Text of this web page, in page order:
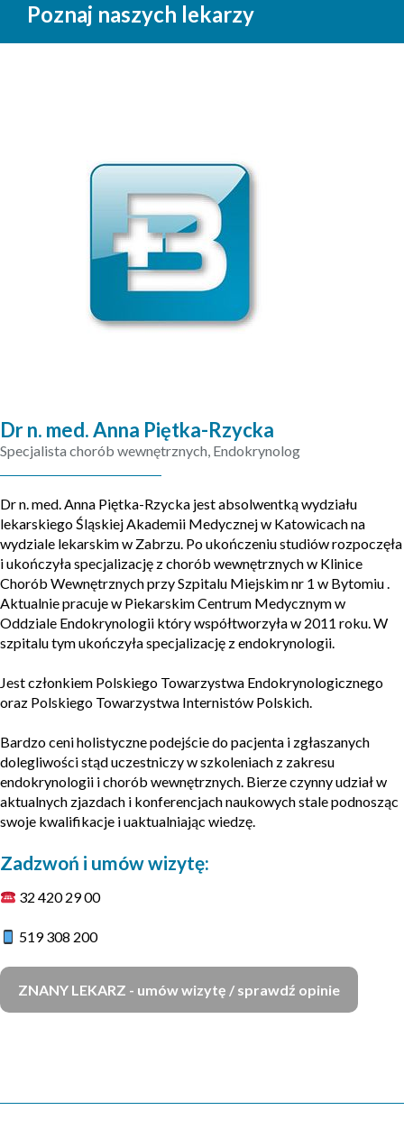
Poznaj naszych lekarzy
Dr n. med. Anna Piętka-Rzycka
Specjalista chorób wewnętrznych, Endokrynolog
Dr n. med. Anna Piętka-Rzycka jest absolwentką wydziału
lekarskiego Śląskiej Akademii Medycznej w Katowicach na
wydziale lekarskim w Zabrzu. Po ukończeniu studiów rozpoczęła
i ukończyła specjalizację z chorób wewnętrznych w Klinice
Chorób Wewnętrznych przy Szpitalu Miejskim nr 1 w Bytomiu .
Aktualnie pracuje w Piekarskim Centrum Medycznym w
Oddziale Endokrynologii który współtworzyła w 2011 roku. W
szpitalu tym ukończyła specjalizację z endokrynologii.
Jest członkiem Polskiego Towarzystwa Endokrynologicznego
oraz Polskiego Towarzystwa Internistów Polskich.
Bardzo ceni holistyczne podejście do pacjenta i zgłaszanych
dolegliwości stąd uczestniczy w szkoleniach z zakresu
endokrynologii i chorób wewnętrznych. Bierze czynny udział w
aktualnych zjazdach i konferencjach naukowych stale podnosząc
swoje kwalifikacje i uaktualniając wiedzę.
Zadzwoń i umów wizytę:
32 420 29 00
519 308 200
ZNANY LEKARZ - umów wizytę / sprawdź opinie